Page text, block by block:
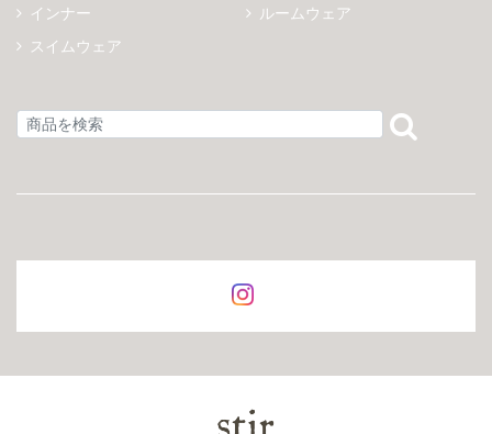
インナー
ルームウェア
スイムウェア